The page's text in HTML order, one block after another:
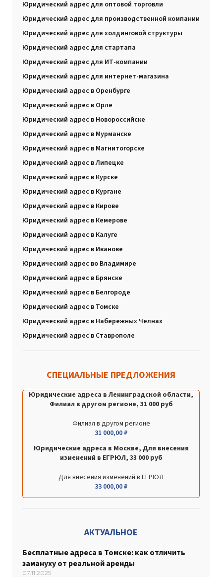
Юридический адрес для оптовой торговли
Юридический адрес для производственной компании
Юридический адрес для холдинговой структуры
Юридический адрес для стартапа
Юридический адрес для ИТ-компании
Юридический адрес для интернет-магазина
Юридический адрес в Оренбурге
Юридический адрес в Орле
Юридический адрес в Новороссийске
Юридический адрес в Мурманске
Юридический адрес в Магнитогорске
Юридический адрес в Липецке
Юридический адрес в Курске
Юридический адрес в Кургане
Юридический адрес в Кирове
Юридический адрес в Кемерове
Юридический адрес в Калуге
Юридический адрес в Иванове
Юридический адрес во Владимире
Юридический адрес в Брянске
Юридический адрес в Белгороде
Юридический адрес в Томске
Юридический адрес в Набережных Челнах
Юридический адрес в Ставрополе
СПЕЦИАЛЬНЫЕ ПРЕДЛОЖЕНИЯ
Юридические адреса в Ленинградской области,
Филиал в другом регионе, 31 000 руб
Филиал в другом регионе
31 000,00₽
Юридические адреса в Москве, Для внесения
изменений в ЕГРЮЛ, 33 000 руб
Для внесения изменений в ЕГРЮЛ
33 000,00₽
АКТУАЛЬНОЕ
Бесплатные адреса в Томске: как отличить
замануху от реальной аренды
07.11.2025